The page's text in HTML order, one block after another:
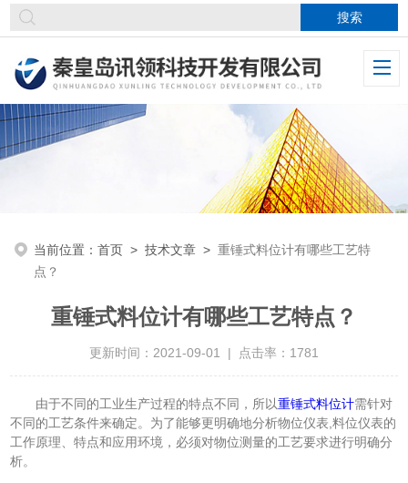
当前位置：首页 >技术文章 >重锤式料位计有哪些工艺特
点？
重锤式料位计有哪些工艺特点？
更新时间：2021-09-01 | 点击率：1781
由于不同的工业生产过程的特点不同，所以重锤式料位计需针对
不同的工艺条件来确定。为了能够更明确地分析物位仪表,料位仪表的
工作原理、特点和应用环境，必须对物位测量的工艺要求进行明确分
析。